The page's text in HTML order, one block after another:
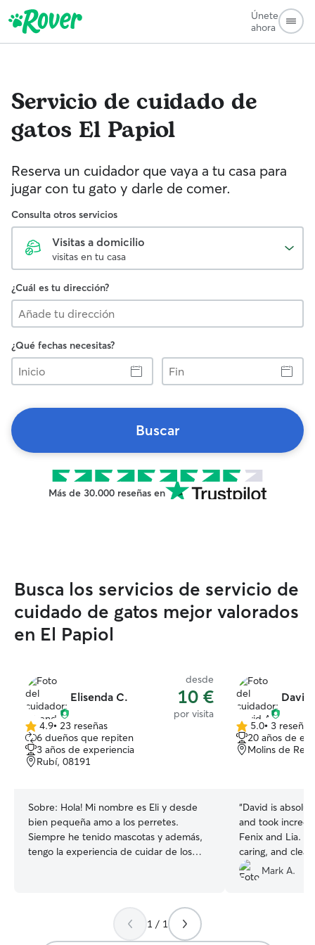
Únete
ahora
Servicio de cuidado de
gatos El Papiol
Reserva un cuidador que vaya a tu casa para
jugar con tu gato y darle de comer.
Consulta otros servicios
Visitas a domicilio
visitas en tu casa
¿Cuál es tu dirección?
¿Qué fechas necesitas?
Inicio
Fin
Buscar
Más de 30.000 reseñas en
Busca los servicios de servicio de
cuidado de gatos mejor valorados
en El Papiol
Elisenda C.
desde
10 €
por visita
4.9
de
5
estrellas
4.9• 23 reseñas
6 dueños que repiten
3 años de experiencia
Rubí, 08191
Sobre: Hola! Mi nombre es Eli y desde
bien pequeña amo a los perretes.
Siempre he tenido mascotas y además,
tengo la experiencia de cuidar de los
en Gudog y he conocido a
gente/perritos increíbles. Si tu perrito es
activo, le puedo llevar a distintos
David
5.0
de
5
5.0• 3 reseñas
20 años de
Molins de Rei,
“David is
and took
Fenix and Lia.
caring, and
connection with
have found
beyond. Thank
Mark A.
1 / 1